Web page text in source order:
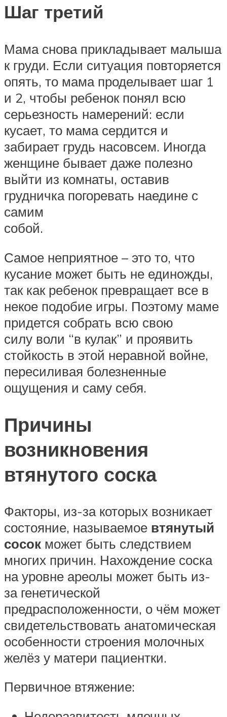
Шаг третий
Мама снова прикладывает малыша
к груди. Если ситуация повторяется
опять, то мама проделывает шаг 1
и 2, чтобы ребенок понял всю
серьезность намерений: если
кусает, то мама сердится и
забирает грудь насовсем. Иногда
женщине бывает даже полезно
выйти из комнаты, оставив
грудничка погоревать наедине с
самим
собой.
Самое неприятное – это то, что
кусание может быть не единожды,
так как ребенок превращает все в
некое подобие игры. Поэтому маме
придется собрать всю свою
силу воли “в кулак” и проявить
стойкость в этой неравной войне,
пересиливая болезненные
ощущения и саму себя.
Причины
возникновения
втянутого соска
Факторы, из-за которых возникает
состояние, называемое втянутый
сосок может быть следствием
многих причин. Нахождение соска
на уровне ареолы может быть из-
за генетической
предрасположенности, о чём может
свидетельствовать анатомическая
особенности строения молочных
желёз у матери пациентки.
Первичное втяжение: